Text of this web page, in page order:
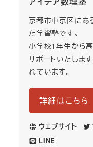
京都市中京区にあ
た学習塾です。
小学校1年生から
サポートいたしま
れています。
詳細はこちら
ウェブサイト
LINE